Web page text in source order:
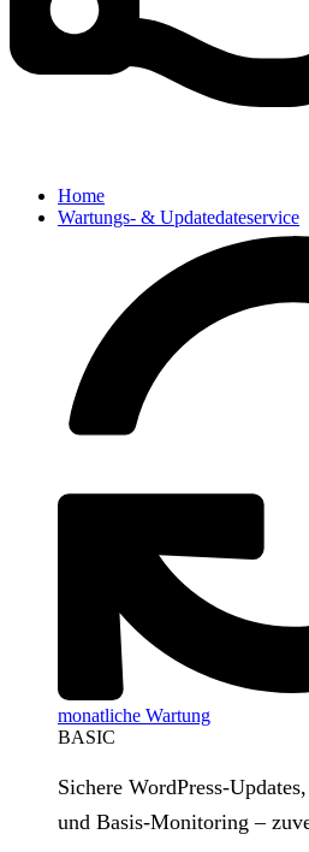
Home
Wartungs- & Updatedateservice
monatliche Wartung
BASIC
Sichere
und Basis‑Monitoring –